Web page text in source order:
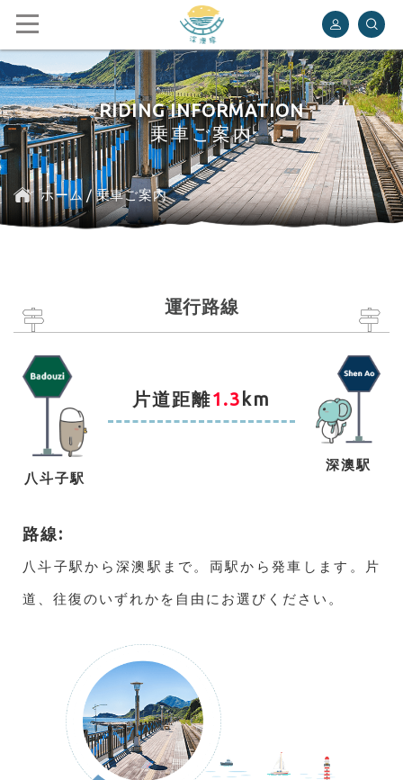
深澳レールバイク
RIDING INFORMATION
乗車ご案内
ホーム /乗車ご案内
運行路線
八斗子駅
深澳駅
片道距離1.3km
路線:
八斗子駅から深澳駅まで。両駅から発車します。片
道、往復のいずれかを自由にお選びください。